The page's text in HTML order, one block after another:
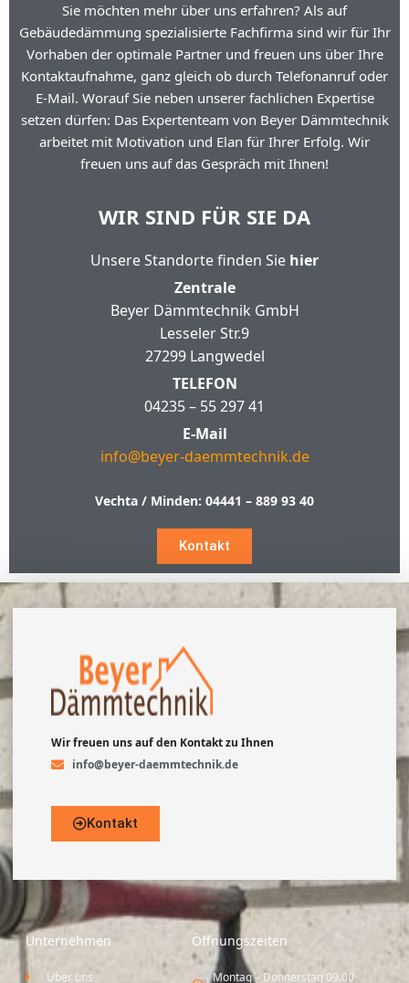
Sie möchten mehr über uns erfahren? Als auf
Gebäudedämmung spezialisierte Fachfirma sind wir für Ihr
Vorhaben der optimale Partner und freuen uns über Ihre
Kontaktaufnahme, ganz gleich ob durch Telefonanruf oder
E-Mail. Worauf Sie neben unserer fachlichen Expertise
setzen dürfen: Das Expertenteam von Beyer Dämmtechnik
arbeitet mit Motivation und Elan für Ihrer Erfolg. Wir
freuen uns auf das Gespräch mit Ihnen!
WIR SIND FÜR SIE DA
Unsere Standorte finden Sie hier
Zentrale
Beyer Dämmtechnik GmbH
Lesseler Str.9
27299 Langwedel
TELEFON
04235 – 55 297 41
E-Mail
info@beyer-daemmtechnik.de
Vechta / Minden: 04441 – 889 93 40
Kontakt
Wir freuen uns auf den Kontakt zu Ihnen
info@beyer-daemmtechnik.de
Kontakt
Unternehmen
Über uns
Öffnungszeiten
Montag – Donnerstag 09.00